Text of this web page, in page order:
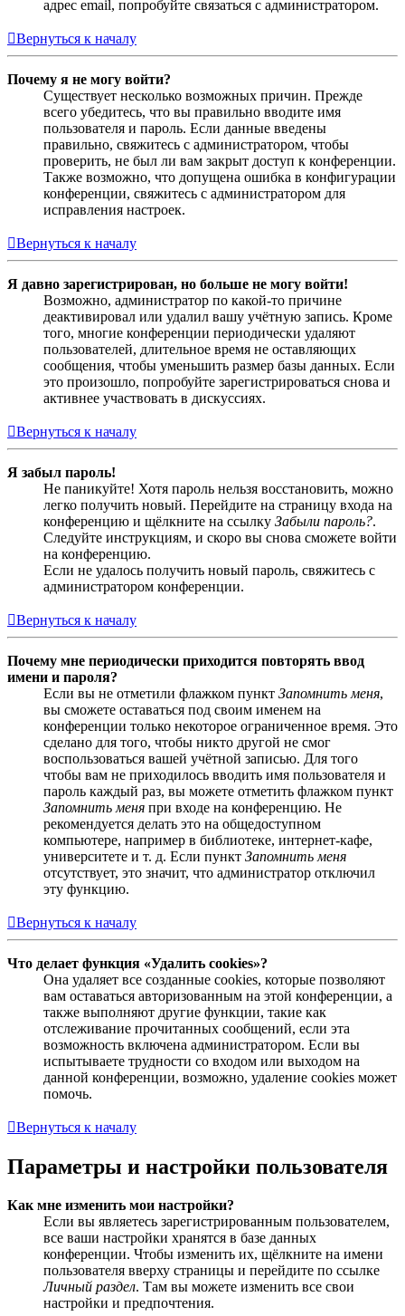
адрес email, попробуйте связаться с администратором.
Вернуться к началу
Почему я не могу войти?
Существует несколько возможных причин. Прежде
всего убедитесь, что вы правильно вводите имя
пользователя и пароль. Если данные введены
правильно, свяжитесь с администратором, чтобы
проверить, не был ли вам закрыт доступ к конференции.
Также возможно, что допущена ошибка в конфигурации
конференции, свяжитесь с администратором для
исправления настроек.
Вернуться к началу
Я давно зарегистрирован, но больше не могу войти!
Возможно, администратор по какой-то причине
деактивировал или удалил вашу учётную запись. Кроме
того, многие конференции периодически удаляют
пользователей, длительное время не оставляющих
сообщения, чтобы уменьшить размер базы данных. Если
это произошло, попробуйте зарегистрироваться снова и
активнее участвовать в дискуссиях.
Вернуться к началу
Я забыл пароль!
Не паникуйте! Хотя пароль нельзя восстановить, можно
легко получить новый. Перейдите на страницу входа на
конференцию и щёлкните на ссылку Забыли пароль?.
Следуйте инструкциям, и скоро вы снова сможете войти
на конференцию.
Если не удалось получить новый пароль, свяжитесь с
администратором конференции.
Вернуться к началу
Почему мне периодически приходится повторять ввод
имени и пароля?
Если вы не отметили флажком пункт Запомнить меня,
вы сможете оставаться под своим именем на
конференции только некоторое ограниченное время. Это
сделано для того, чтобы никто другой не смог
воспользоваться вашей учётной записью. Для того
чтобы вам не приходилось вводить имя пользователя и
пароль каждый раз, вы можете отметить флажком пункт
Запомнить меня при входе на конференцию. Не
рекомендуется делать это на общедоступном
компьютере, например в библиотеке, интернет-кафе,
университете и т. д. Если пункт Запомнить меня
отсутствует, это значит, что администратор отключил
эту функцию.
Вернуться к началу
Что делает функция «Удалить cookies»?
Она удаляет все созданные cookies, которые позволяют
вам оставаться авторизованным на этой конференции, а
также выполняют другие функции, такие как
отслеживание прочитанных сообщений, если эта
возможность включена администратором. Если вы
испытываете трудности со входом или выходом на
данной конференции, возможно, удаление cookies может
помочь.
Вернуться к началу
Параметры и настройки пользователя
Как мне изменить мои настройки?
Если вы являетесь зарегистрированным пользователем,
все ваши настройки хранятся в базе данных
конференции. Чтобы изменить их, щёлкните на имени
пользователя вверху страницы и перейдите по ссылке
Личный раздел. Там вы можете изменить все свои
настройки и предпочтения.